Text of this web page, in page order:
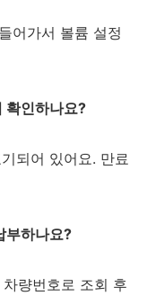
어가서 볼륨 설정
확인하나요?
되어 있어요. 만료
부하나요?
량번호로 조회 후